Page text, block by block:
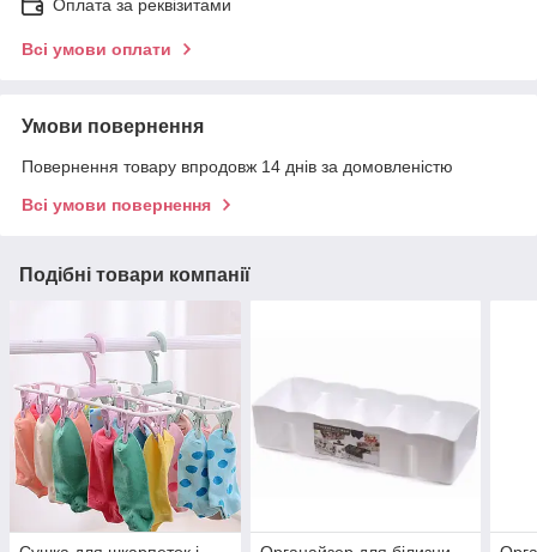
Оплата за реквізитами
Всі умови оплати
Умови повернення
Повернення товару впродовж 14 днів за домовленістю
Всі умови повернення
Подібні товари компанії